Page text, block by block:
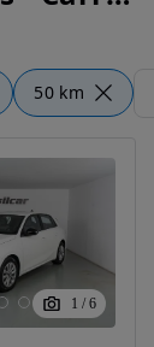
50 km
1 / 6